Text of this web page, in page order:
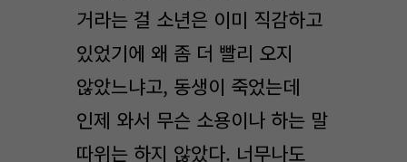
거라는 걸 소년은 이미 직감하고
있었기에 왜 좀 더 빨리 오지
않았느냐고, 동생이 죽었는데
인제 와서 무슨 소용이나 하는 말
따위는 하지 않았다. 너무나도